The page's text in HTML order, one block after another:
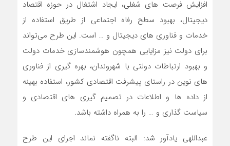
افزایش فرصت های شغلی، ایجاد اشتغال در حوزه اقتصاد
دیجیتال، بهبود سطح رفاه اجتماعی از طریق استفاده از
خدمات و فناوری های دیجیتال و … است. این طرح می‌تواند
برای دولت نیز مزایایی همچون هوشمندسازی خدمات دولت
و بهبود ارتباطات دولتی با شهروندان، بهره گیری از فناوری
های نوین در راستای پیشرفت اقتصادی کشور، استفاده بهینه
از داده ها و اطلاعات در تصمیم گیری های اقتصادی و
سیاست گذاری و … را به همراه داشته باشد.
عبداللهی یادآور شد: البته ناگفته نماند اجرای این طرح